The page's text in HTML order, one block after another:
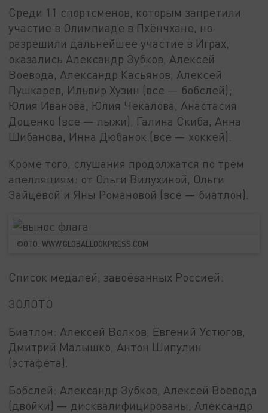
Среди 11 спортсменов, которым запретили
участие в Олимпиаде в Пхёнчхане, но
разрешили дальнейшее участие в Играх,
оказались Александр Зубков, Алексей
Воевода, Александр Касьянов, Алексей
Пушкарев, Ильвир Хузин (все — бобслей);
Юлия Иванова, Юлия Чекалова, Анастасия
Доценко (все — лыжи), Галина Скиба, Анна
Шибанова, Инна Дюбанок (все — хоккей).
Кроме того, слушания продолжатся по трём
апелляциям: от Ольги Вилухиной, Ольги
Зайцевой и Яны Романовой (все — биатлон).
ФОТО: WWW.GLOBALLOOKPRESS.COM
Список медалей, завоёванных Россией:
ЗОЛОТО
Биатлон: Алексей Волков, Евгений Устюгов,
Дмитрий Малышко, Антон Шипулин
(эстафета).
Бобслей: Александр Зубков, Алексей Воевода
(двойки) — дисквалифицированы, Александр